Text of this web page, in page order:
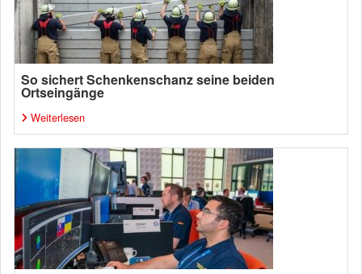
So sichert Schenkenschanz seine beiden
Ortseingänge
Weiterlesen